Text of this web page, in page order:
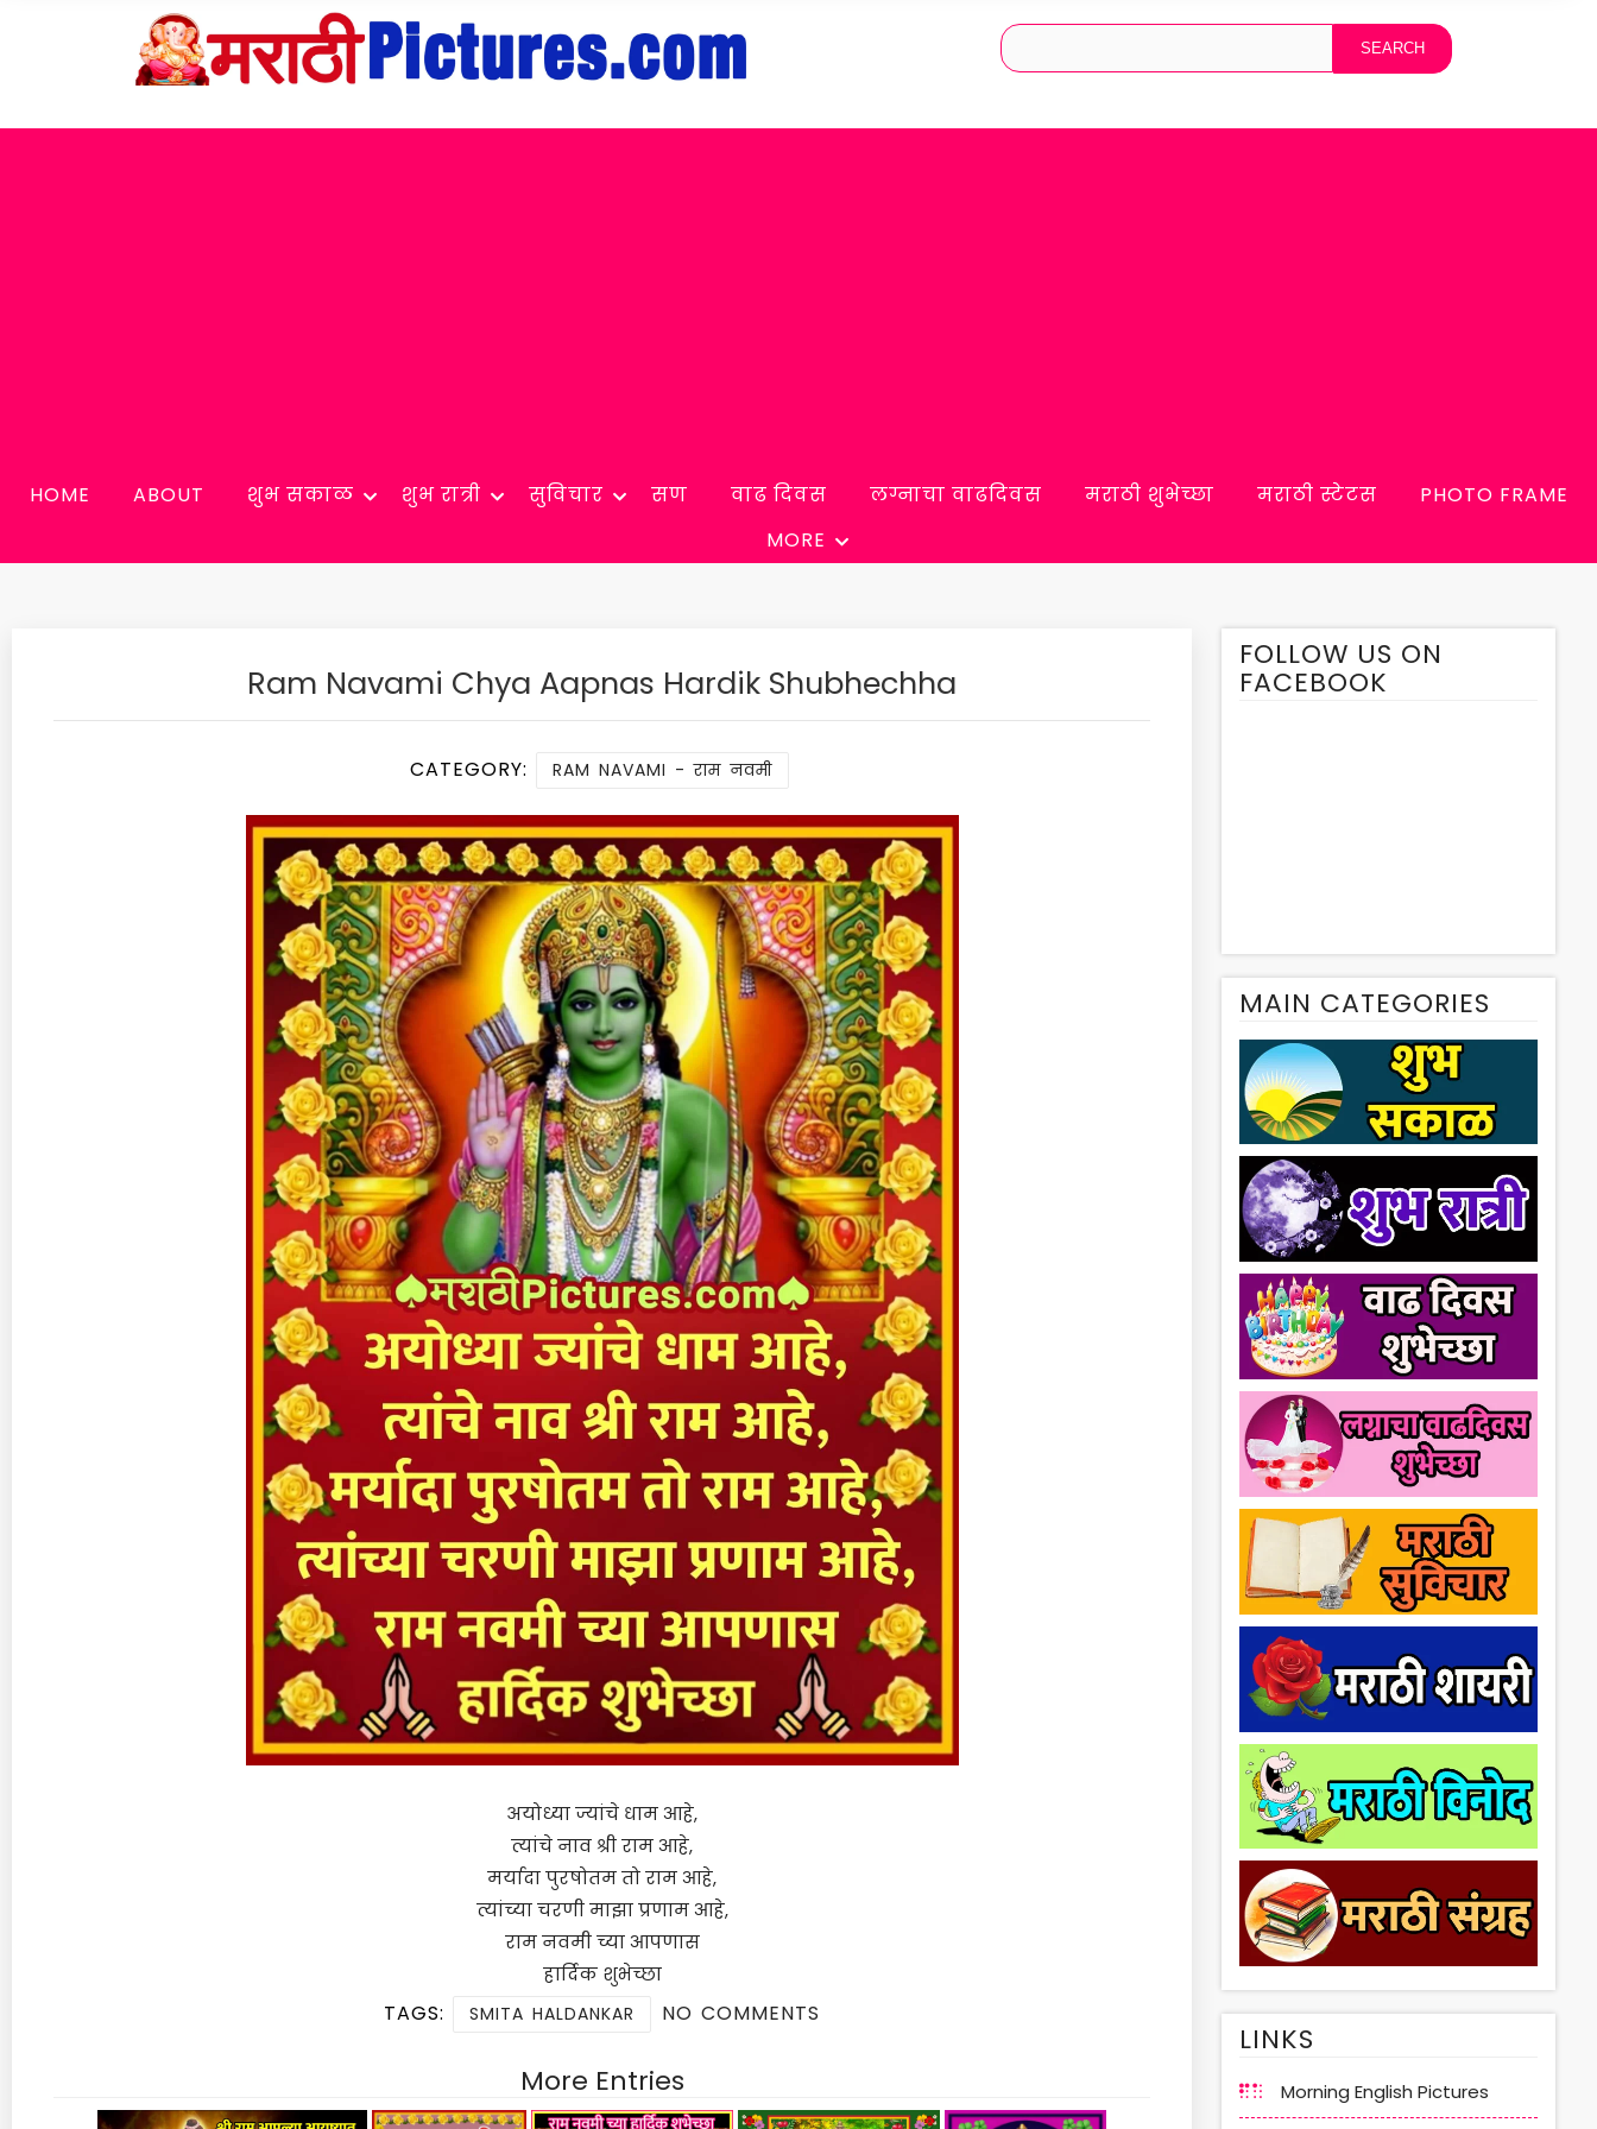
HOME ABOUT शुभ सकाळ शुभ रात्री सुविचार सण वाढ दिवस लग्नाचा वाढदिवस मराठी शुभेच्छा मराठी स्टेटस
PHOTO FRAME
MORE
Ram Navami Chya Aapnas Hardik Shubhechha
CATEGORY: RAM NAVAMI - राम नवमी
अयोध्या ज्यांचे धाम आहे,
त्यांचे नाव श्री राम आहे,
मर्यादा पुरषोतम तो राम आहे,
त्यांच्या चरणी माझा प्रणाम आहे,
राम नवमी च्या आपणास
हार्दिक शुभेच्छा
TAGS: SMITA HALDANKAR NO COMMENTS
More Entries
FOLLOW US ON
FACEBOOK
MAIN CATEGORIES
LINKS
Morning English Pictures